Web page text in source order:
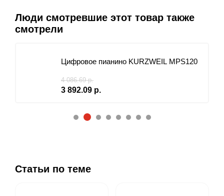
Люди смотревшие этот товар также
смотрели
Цифровое пианино KURZWEIL MPS120
3 892.09 р.
4 086.69 р.
1 2 3 4 5 6 7 8
Статьи по теме